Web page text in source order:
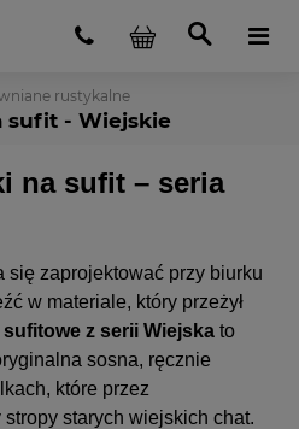
rustykalne
sufit - Wiejskie
na sufit – seria
się zaprojektować przy biurku
w materiale, który przeżył
z serii Wiejska to
sosna, ręcznie
które przez
starych wiejskich chat.